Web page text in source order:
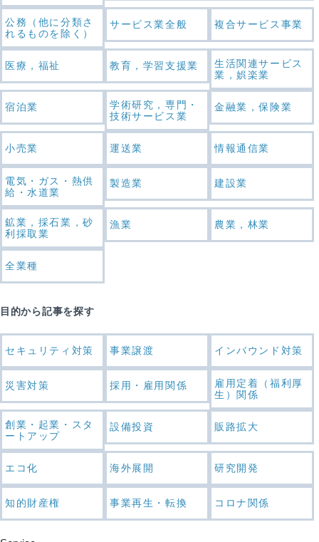
公務（他に分類さ
れるものを除く）
サービス業全般 複合サービス事業
医療，福祉 教育，学習支援業
生活関連サービス
業，娯楽業
宿泊業
学術研究，専門・
技術サービス業
金融業，保険業
小売業 運送業 情報通信業
電気・ガス・熱供
給・水道業
製造業 建設業
鉱業，採石業，砂
利採取業
漁業 農業，林業
全業種
目的から記事を探す
セキュリティ対策 事業譲渡 インバウンド対策
災害対策 採用・雇用関係
雇用定着（福利厚
生）関係
創業・起業・スタ
ートアップ
設備投資 販路拡大
エコ化 海外展開 研究開発
知的財産権 事業再生・転換 コロナ関係